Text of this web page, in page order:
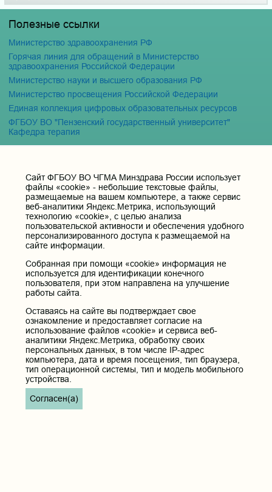
Полезные ссылки
Министерство здравоохранения РФ
Горячая линия для обращений в Министерство
здравоохранения Российской Федерации
Министерство науки и высшего образования РФ
Министерство просвещения Российской Федерации
Единая коллекция цифровых образовательных ресурсов
ФГБОУ ВО "Пензенский государственный университет"
Кафедра терапия
Федеральное государственное бюджетное образовательное
учреждение высшего образования «Читинская
государственная медицинская академия» Министерства
здравоохранения Российской Федерации
Юридический и фактический адрес:
672000, Российская Федерация, Забайкальский край, г. Чита, ул.
Горького, д. 39 «а».
Телефон приёмной ректора:
8 (3022) 35-43-24
Электронная почта:
pochta@chitgma.ru
Официальная группа «ВКонтакте»:
https://vk.com/news_chgma
Официальный канал «Телеграмм»:
https://t.me/chgma75
Официальный канал «МАХ»:
https://max.ru/id7536010483_gos
Вход
Cайт ФГБОУ ВО ЧГМА Минздрава России использует
файлы «cookie» - небольшие текстовые файлы,
размещаемые на вашем компьютере, а также сервис
веб-аналитики Яндекс.Метрика, использующий
технологию «cookie», с целью анализа
пользовательской активности и обеспечения удобного
персонализированного доступа к размещаемой на
сайте информации.
Собранная при помощи «cookie» информация не
используется для идентификации конечного
пользователя, при этом направлена на улучшение
работы сайта.
Оставаясь на сайте вы подтверждает свое
ознакомление и предоставляет согласие на
использование файлов «cookie» и сервиса веб-
аналитики Яндекс.Метрика, обработку своих
персональных данных, в том числе IP-адрес
компьютера, дата и время посещения, тип браузера,
тип операционной системы, тип и модель мобильного
устройства.
Согласен(а)